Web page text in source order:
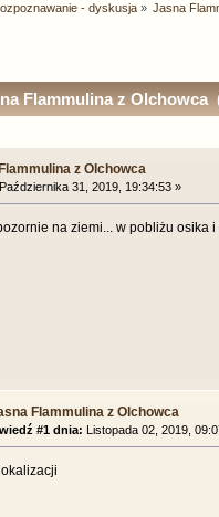
- dyskusja» Jasna
Flammulina z Olchowca
z Olchowca
Października 31, 2019, 19:34:53 »
na ziemi... w pobliżu osika
Flammulina z Olchowca
#1 dnia: Listopada 02, 2019,